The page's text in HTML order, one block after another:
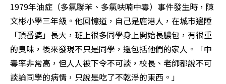
1979年油症（多氯聯苯、多氯呋喃中毒）事件發生時，陳
文彬小學三年級。他回憶道，自己是鹿港人，在城市邊陲
「頂番婆」長大，班上很多同學身上開始長膿包，有很重
的臭味，後來發現不只是同學，還包括他們的家人。「中
毒率非常高，但人人被下令不可談，校長、老師都說不可
談論同學的病情，只說是吃了不乾淨的東西。」